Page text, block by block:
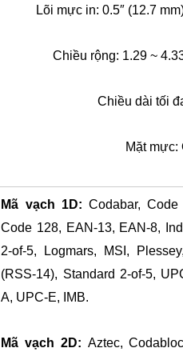
Lõi mực in: 0.5″ (12.7
Chiều rộng: 1.29 ~
Chiều dài tối
Mặt mực:
Mã vạch 1D: Codabar,
Code 128, EAN-13, EAN-8,
2-of-5, Logmars, MSI,
(RSS-14), Standard 2-of-5,
A, UPC-E, IMB.
Mã vạch 2D: Aztec,